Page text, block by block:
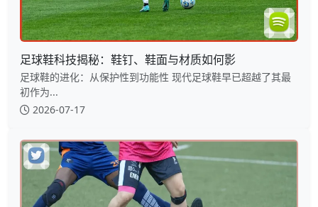
足球鞋科技揭秘：鞋钉、鞋面与材质如何影
足球鞋的进化：从保护性到功能性 现代足球鞋早已超越了其最
初作为...
2026-07-17